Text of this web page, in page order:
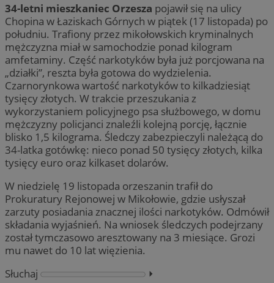
34-letni mieszkaniec Orzesza pojawił się na ulicy
Chopina w Łaziskach Górnych w piątek (17 listopada) po
południu. Trafiony przez mikołowskich kryminalnych
mężczyzna miał w samochodzie ponad kilogram
amfetaminy. Część narkotyków była już porcjowana na
„działki”, reszta była gotowa do wydzielenia.
Czarnorynkowa wartość narkotyków to kilkadziesiąt
tysięcy złotych. W trakcie przeszukania z
wykorzystaniem policyjnego psa służbowego, w domu
mężczyzny policjanci znaleźli kolejną porcję, łącznie
blisko 1,5 kilograma. Śledczy zabezpieczyli należącą do
34-latka gotówkę: nieco ponad 50 tysięcy złotych, kilka
tysięcy euro oraz kilkaset dolarów.
W niedzielę 19 listopada orzeszanin trafił do
Prokuratury Rejonowej w Mikołowie, gdzie usłyszał
zarzuty posiadania znacznej ilości narkotyków. Odmówił
składania wyjaśnień. Na wniosek śledczych podejrzany
został tymczasowo aresztowany na 3 miesiące. Grozi
mu nawet do 10 lat więzienia.
Słuchaj
⏵︎